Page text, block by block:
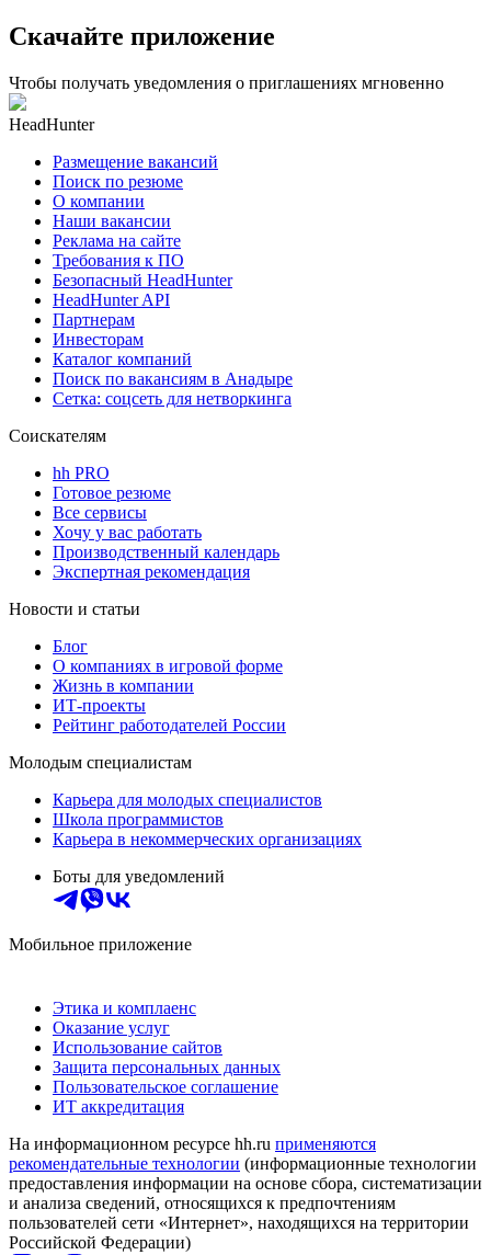
Скачайте приложение
Чтобы получать уведомления о приглашениях мгновенно
HeadHunter
Размещение вакансий
Поиск по резюме
О компании
Наши вакансии
Реклама на сайте
Требования к ПО
Безопасный HeadHunter
HeadHunter API
Партнерам
Инвесторам
Каталог компаний
Поиск по вакансиям в Анадыре
Сетка: соцсеть для нетворкинга
Соискателям
hh PRO
Готовое резюме
Все сервисы
Хочу у вас работать
Производственный календарь
Экспертная рекомендация
Новости и статьи
Блог
О компаниях в игровой форме
Жизнь в компании
ИТ-проекты
Рейтинг работодателей России
Молодым специалистам
Карьера для молодых специалистов
Школа программистов
Карьера в некоммерческих организациях
Боты для уведомлений
Мобильное приложение
Этика и комплаенс
Оказание услуг
Использование сайтов
Защита персональных данных
Пользовательское соглашение
ИТ аккредитация
На информационном ресурсе hh.ru применяются
рекомендательные технологии (информационные технологии
предоставления информации на основе сбора, систематизации
и анализа сведений, относящихся к предпочтениям
пользователей сети «Интернет», находящихся на территории
Российской Федерации)